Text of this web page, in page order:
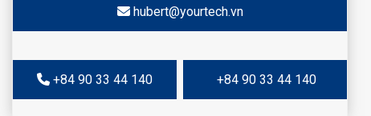
hubert@yourtech.vn
+84 90 33 44 140 +84 90 33 44 140